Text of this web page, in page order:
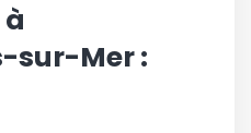
sur-Mer :